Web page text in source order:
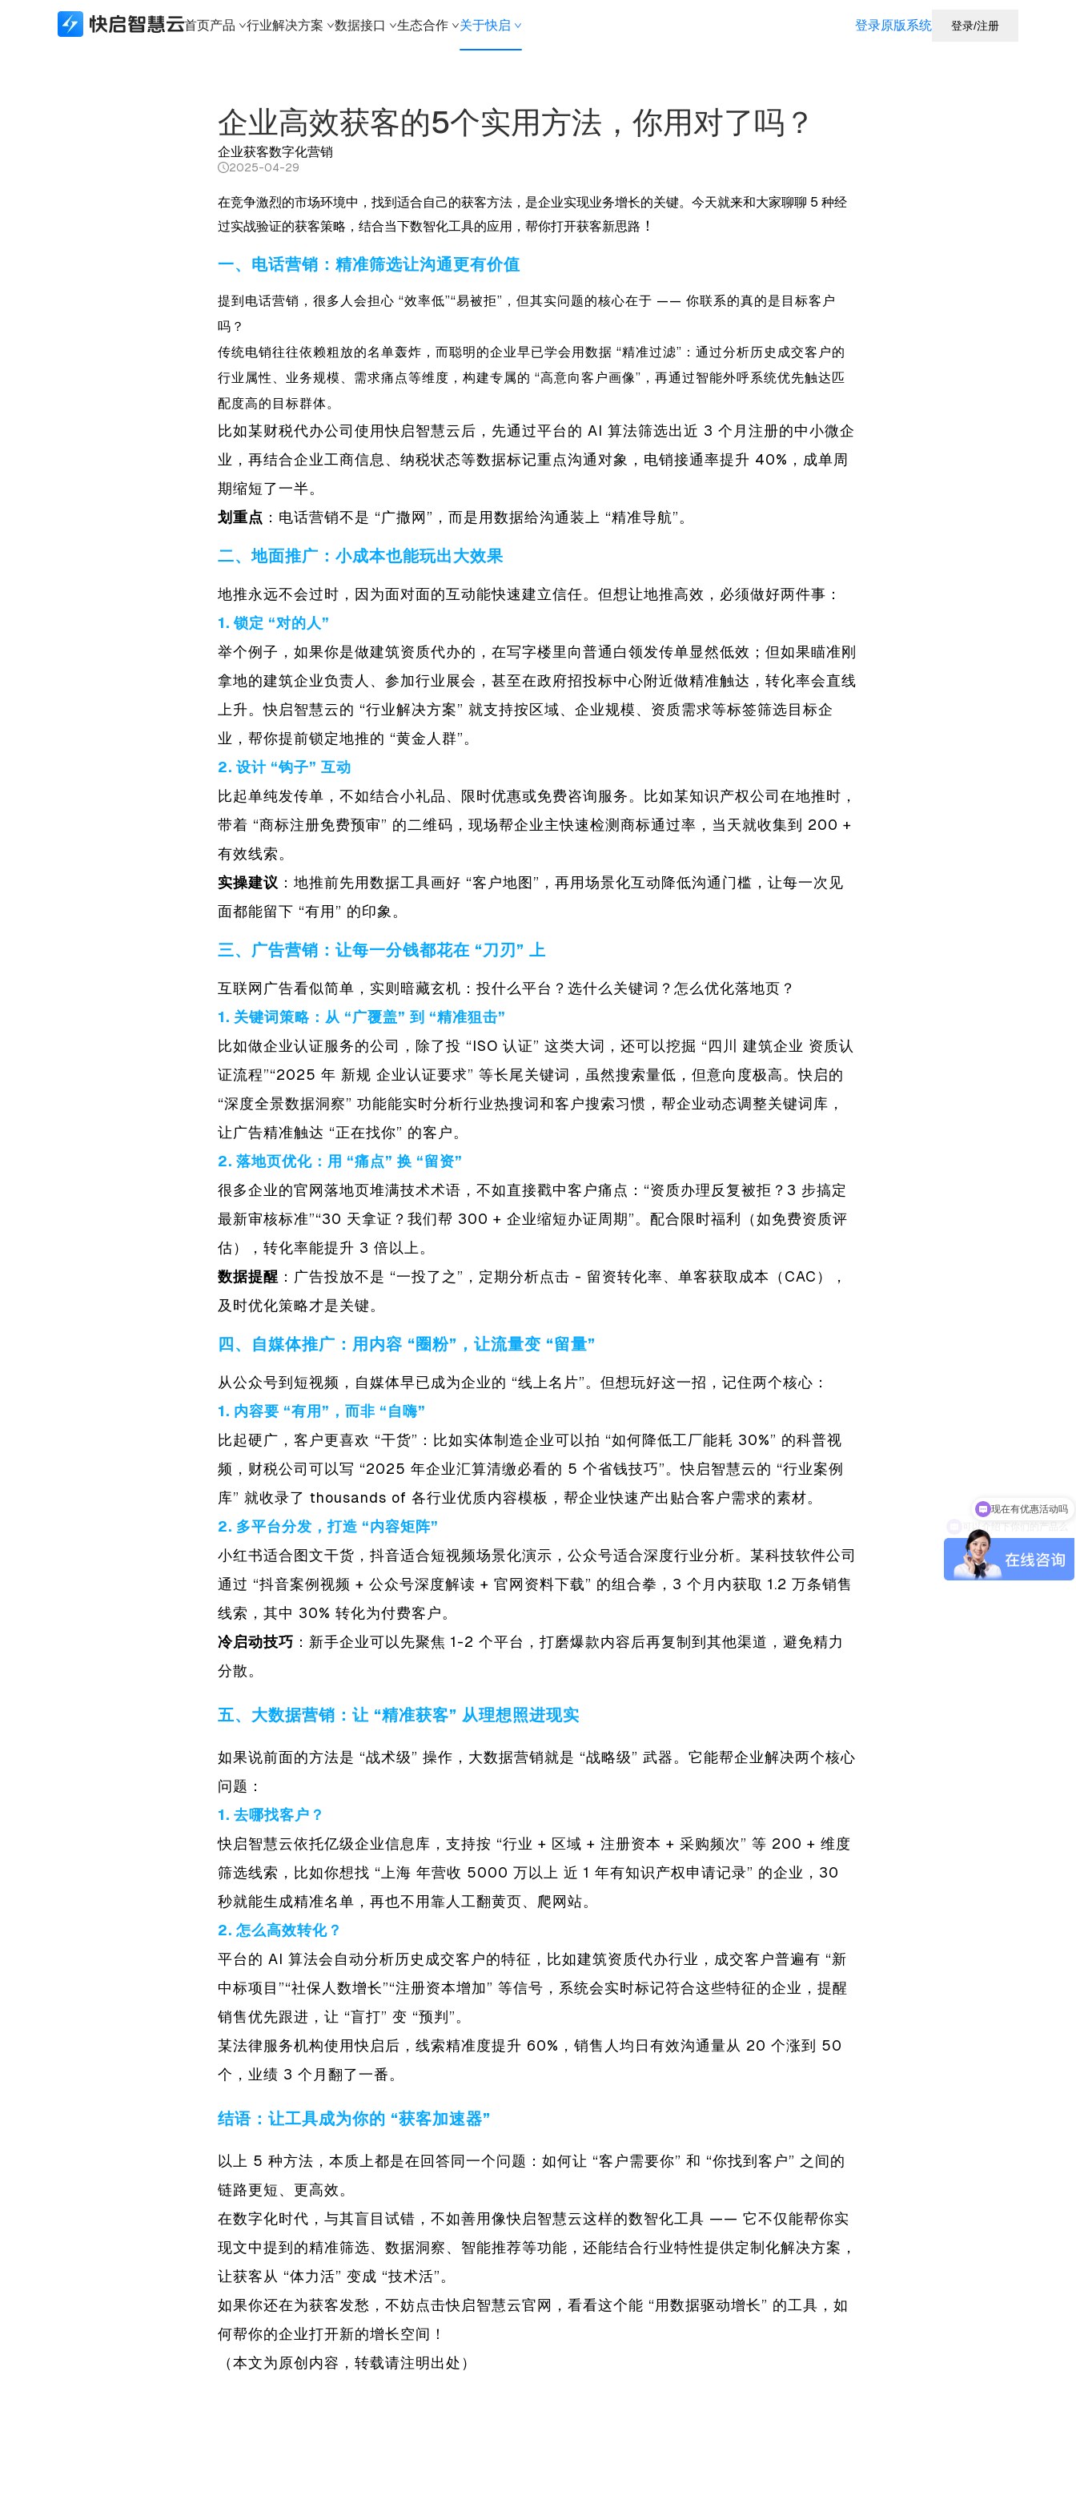
首页产品 行业解决方案
线索定制输出
定向市场数据分析
数据接口 生态合作 关于快启 登录原版系统 登录/注册
企业高效获客的5个实用方法，你用对了吗？
企业获客数字化营销
2025-04-29
在竞争激烈的市场环境中，找到适合自己的获客方法，是企业实现业务增长的关键。今天就来和大家聊聊 5 种经
过实战验证的获客策略，结合当下数智化工具的应用，帮你打开获客新思路 ！
一、电话营销：精准筛选让沟通更有价值
提到电话营销，很多人会担心 “效率低”“易被拒”，但其实问题的核心在于 —— 你联系的真的是目标客户
吗？
传统电销往往依赖粗放的名单轰炸，而聪明的企业早已学会用数据 “精准过滤”：通过分析历史成交客户的
行业属性、业务规模、需求痛点等维度，构建专属的 “高意向客户画像”，再通过智能外呼系统优先触达匹
配度高的目标群体。
比如某财税代办公司使用快启智慧云后，先通过平台的 AI 算法筛选出近 3 个月注册的中小微企
业，再结合企业工商信息、纳税状态等数据标记重点沟通对象，电销接通率提升 40%，成单周
期缩短了一半。
划重点 ：电话营销不是 “广撒网”，而是用数据给沟通装上 “精准导航”。
二、地面推广：小成本也能玩出大效果
地推永远不会过时，因为面对面的互动能快速建立信任。但想让地推高效，必须做好两件事：
1. 锁定 “对的人”
举个例子，如果你是做建筑资质代办的，在写字楼里向普通白领发传单显然低效；但如果瞄准刚
拿地的建筑企业负责人、参加行业展会，甚至在政府招投标中心附近做精准触达，转化率会直线
上升。快启智慧云的 “行业解决方案” 就支持按区域、企业规模、资质需求等标签筛选目标企
业，帮你提前锁定地推的 “黄金人群”。
2. 设计 “钩子” 互动
比起单纯发传单，不如结合小礼品、限时优惠或免费咨询服务。比如某知识产权公司在地推时，
带着 “商标注册免费预审” 的二维码，现场帮企业主快速检测商标通过率，当天就收集到 200 +
有效线索。
实操建议 ：地推前先用数据工具画好 “客户地图”，再用场景化互动降低沟通门槛，让每一次见
面都能留下 “有用” 的印象。
三、广告营销：让每一分钱都花在 “刀刃” 上
互联网广告看似简单，实则暗藏玄机：投什么平台？选什么关键词？怎么优化落地页？
1. 关键词策略：从 “广覆盖” 到 “精准狙击”
比如做企业认证服务的公司，除了投 “ISO 认证” 这类大词，还可以挖掘 “四川 建筑企业 资质认
证流程”“2025 年 新规 企业认证要求” 等长尾关键词，虽然搜索量低，但意向度极高。快启的
“深度全景数据洞察” 功能能实时分析行业热搜词和客户搜索习惯，帮企业动态调整关键词库，
让广告精准触达 “正在找你” 的客户。
2. 落地页优化：用 “痛点” 换 “留资”
很多企业的官网落地页堆满技术术语，不如直接戳中客户痛点：“资质办理反复被拒？3 步搞定
最新审核标准”“30 天拿证？我们帮 300 + 企业缩短办证周期”。配合限时福利（如免费资质评
估），转化率能提升 3 倍以上。
数据提醒 ：广告投放不是 “一投了之”，定期分析点击 - 留资转化率、单客获取成本（CAC），
及时优化策略才是关键。
四、自媒体推广：用内容 “圈粉”，让流量变 “留量”
从公众号到短视频，自媒体早已成为企业的 “线上名片”。但想玩好这一招，记住两个核心：
1. 内容要 “有用 ”，而非 “自嗨”
比起硬广，客户更喜欢 “干货”：比如实体制造企业可以拍 “如何降低工厂能耗 30%” 的科普视
频，财税公司可以写 “2025 年企业汇算清缴必看的 5 个省钱技巧”。快启智慧云的 “行业案例
库” 就收录了 thousands of 各行业优质内容模板，帮企业快速产出贴合客户需求的素材。
2. 多平台分发，打造 “内容矩阵”
小红书适合图文干货，抖音适合短视频场景化演示，公众号适合深度行业分析。某科技软件公司
通过 “抖音案例视频 + 公众号深度解读 + 官网资料下载” 的组合拳，3 个月内获取 1.2 万条销售
线索，其中 30% 转化为付费客户。
冷启动技巧 ：新手企业可以先聚焦 1-2 个平台，打磨爆款内容后再复制到其他渠道，避免精力
分散。
五、大数据营销：让 “精准获客” 从理想照进现实
如果说前面的方法是 “战术级” 操作，大数据营销就是 “战略级” 武器。它能帮企业解决两个核心
问题：
1. 去哪找客户？
快启智慧云依托亿级企业信息库，支持按 “行业 + 区域 + 注册资本 + 采购频次” 等 200 + 维度
筛选线索，比如你想找 “上海 年营收 5000 万以上 近 1 年有知识产权申请记录” 的企业，30
秒就能生成精准名单，再也不用靠人工翻黄页、爬网站。
2. 怎么高效转化？
平台的 AI 算法会自动分析历史成交客户的特征，比如建筑资质代办行业，成交客户普遍有 “新
中标项目”“社保人数增长”“注册资本增加” 等信号，系统会实时标记符合这些特征的企业，提醒
销售优先跟进，让 “盲打” 变 “预判”。
某法律服务机构使用快启后，线索精准度提升 60%，销售人均日有效沟通量从 20 个涨到 50
个，业绩 3 个月翻了一番。
结语：让工具成为你的 “获客加速器”
以上 5 种方法，本质上都是在回答同一个问题：如何让 “客户需要你” 和 “你找到客户” 之间的
链路更短、更高效。
在数字化时代，与其盲目试错，不如善用像快启智慧云这样的数智化工具 —— 它不仅能帮你实
现文中提到的精准筛选、数据洞察、智能推荐等功能，还能结合行业特性提供定制化解决方案，
让获客从 “体力活” 变成 “技术活”。
如果你还在为获客发愁，不妨点击快启智慧云官网 ，看看这个能 “用数据驱动增长” 的工具，如
何帮你的企业打开新的增长空间！
（本文为原创内容，转载请注明出处）
可以介绍下你们的产品么